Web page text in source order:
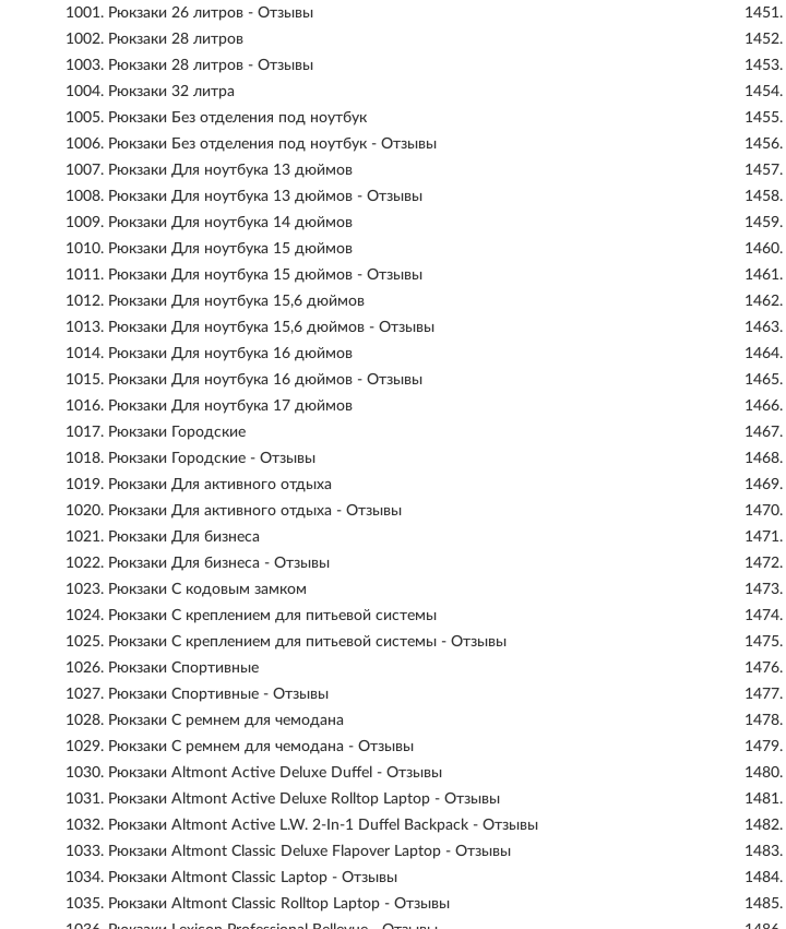
1001. Рюкзаки 26 литров - Отзывы
1002. Рюкзаки 28 литров
1003. Рюкзаки 28 литров - Отзывы
1004. Рюкзаки 32 литра
1005. Рюкзаки Без отделения под ноутбук
1006. Рюкзаки Без отделения под ноутбук - Отзывы
1007. Рюкзаки Для ноутбука 13 дюймов
1008. Рюкзаки Для ноутбука 13 дюймов - Отзывы
1009. Рюкзаки Для ноутбука 14 дюймов
1010. Рюкзаки Для ноутбука 15 дюймов
1011. Рюкзаки Для ноутбука 15 дюймов - Отзывы
1012. Рюкзаки Для ноутбука 15,6 дюймов
1013. Рюкзаки Для ноутбука 15,6 дюймов - Отзывы
1014. Рюкзаки Для ноутбука 16 дюймов
1015. Рюкзаки Для ноутбука 16 дюймов - Отзывы
1016. Рюкзаки Для ноутбука 17 дюймов
1017. Рюкзаки Городские
1018. Рюкзаки Городские - Отзывы
1019. Рюкзаки Для активного отдыха
1020. Рюкзаки Для активного отдыха - Отзывы
1021. Рюкзаки Для бизнеса
1022. Рюкзаки Для бизнеса - Отзывы
1023. Рюкзаки С кодовым замком
1024. Рюкзаки С креплением для питьевой системы
1025. Рюкзаки С креплением для питьевой системы - Отзывы
1026. Рюкзаки Спортивные
1027. Рюкзаки Спортивные - Отзывы
1028. Рюкзаки С ремнем для чемодана
1029. Рюкзаки С ремнем для чемодана - Отзывы
1030. Рюкзаки Altmont Active Deluxe Duffel - Отзывы
1031. Рюкзаки Altmont Active Deluxe Rolltop Laptop - Отзывы
1032. Рюкзаки Altmont Active L.W. 2-In-1 Duffel Backpack - Отзывы
1033. Рюкзаки Altmont Classic Deluxe Flapover Laptop - Отзывы
1034. Рюкзаки Altmont Classic Laptop - Отзывы
1035. Рюкзаки Altmont Classic Rolltop Laptop - Отзывы
1451.
1452.
1453.
1454.
1455.
1456.
1457.
1458.
1459.
1460.
1461.
1462.
1463.
1464.
1465.
1466.
1467.
1468.
1469.
1470.
1471.
1472.
1473.
1474.
1475.
1476.
1477.
1478.
1479.
1480.
1481.
1482.
1483.
1484.
1485.